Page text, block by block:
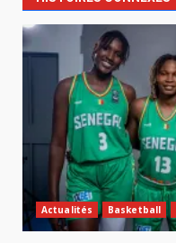
Actualités Basketball